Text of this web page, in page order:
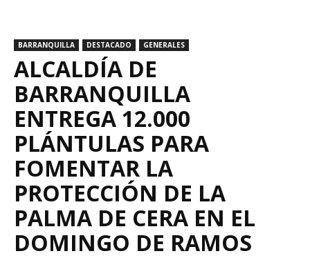
BARRANQUILLA DESTACADO GENERALES
ALCALDÍA DE
BARRANQUILLA
ENTREGA 12.000
PLÁNTULAS PARA
FOMENTAR LA
PROTECCIÓN DE LA
PALMA DE CERA EN EL
DOMINGO DE RAMOS